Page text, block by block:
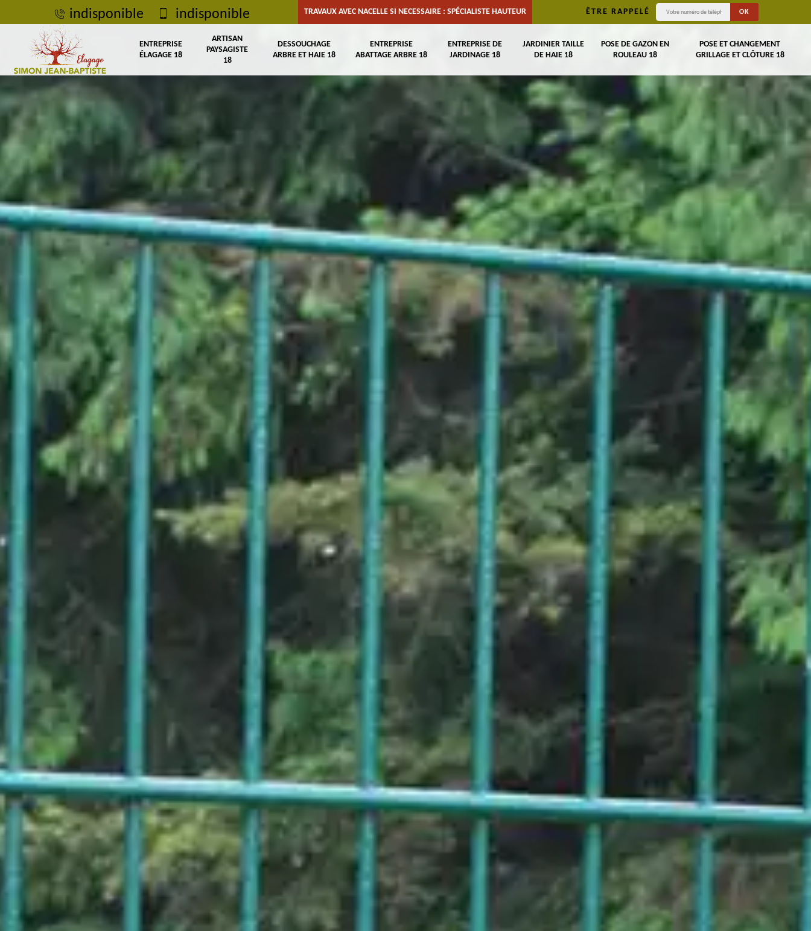
indisponible indisponible TRAVAUX AVEC NACELLE SI NECESSAIRE : SPÉCIALISTE HAUTEUR ÊTRE RAPPELÉ
ENTREPRISE
ÉLAGAGE 18
ARTISAN
PAYSAGISTE
18
DESSOUCHAGE
ARBRE ET HAIE 18
ENTREPRISE
ABATTAGE ARBRE 18
ENTREPRISE DE
JARDINAGE 18
JARDINIER TAILLE
DE HAIE 18
POSE DE GAZON EN
ROULEAU 18
POSE ET CHANGEMENT
GRILLAGE ET CLÔTURE 18